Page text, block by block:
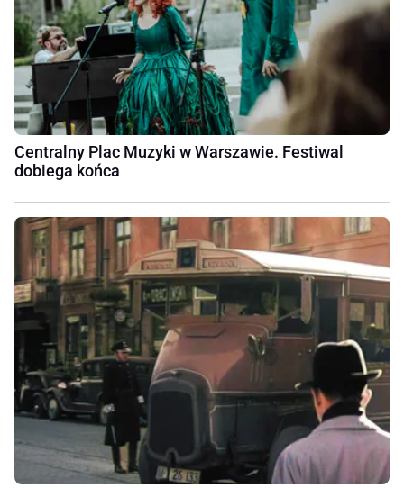
Centralny Plac Muzyki w Warszawie. Festiwal
dobiega końca